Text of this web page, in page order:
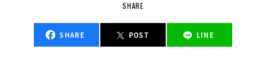
SHARE
SHARE POST LINE